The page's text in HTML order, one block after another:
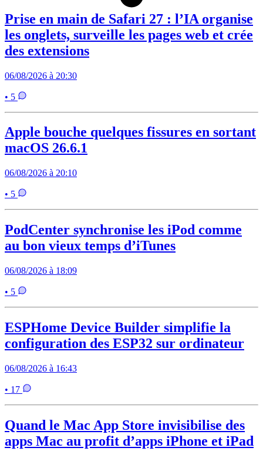
Prise en main de Safari 27 : l’IA organise
les onglets, surveille les pages web et crée
des extensions
06/08/2026 à 20:30
• 5
Apple bouche quelques fissures en sortant
macOS 26.6.1
06/08/2026 à 20:10
• 5
PodCenter synchronise les iPod comme
au bon vieux temps d’iTunes
06/08/2026 à 18:09
• 5
ESPHome Device Builder simplifie la
configuration des ESP32 sur ordinateur
06/08/2026 à 16:43
• 17
Quand le Mac App Store invisibilise des
apps Mac au profit d’apps iPhone et iPad